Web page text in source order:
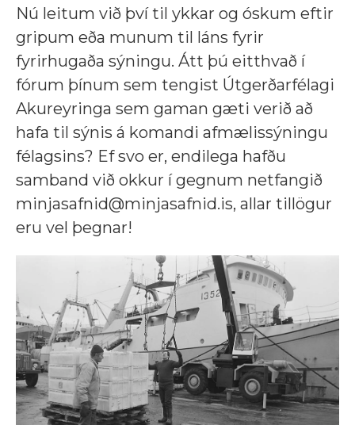
Nú leitum við því til ykkar og óskum eftir
gripum eða munum til láns fyrir
fyrirhugaða sýningu. Átt þú eitthvað í
fórum þínum sem tengist Útgerðarfélagi
Akureyringa sem gaman gæti verið að
hafa til sýnis á komandi afmælissýningu
félagsins? Ef svo er, endilega hafðu
samband við okkur í gegnum netfangið
minjasafnid@minjasafnid.is, allar tillögur
eru vel þegnar!